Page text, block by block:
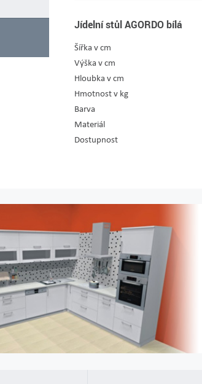
Jídelní stůl AGORDO bílá
Šířka v cm
Výška v cm
Hloubka v cm
Hmotnost v kg
Barva
Materiál
Dostupnost